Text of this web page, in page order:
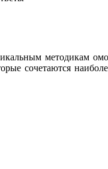
методикам
сочетаются